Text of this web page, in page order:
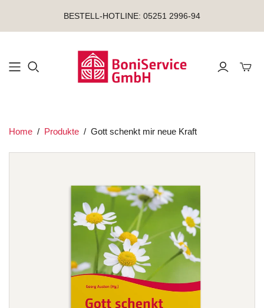
BESTELL-HOTLINE: 05251 2996-94
Mini-
Home / Produkte / Gott schenkt mir neue Kraft